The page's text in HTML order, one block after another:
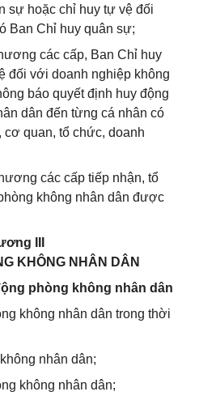
sự hoặc chỉ huy tự vệ đối
Ban Chỉ huy quân sự;
các cấp, Ban Chỉ huy
đối với doanh nghiệp không
báo quyết định huy động
dân đến từng cá nhân có
cơ quan, tổ chức, doanh
các cấp tiếp nhận, tổ
không nhân dân được
III
KHÔNG NHÂN DÂN
phòng không nhân dân
không nhân dân trong thời
nhân dân;
không nhân dân;